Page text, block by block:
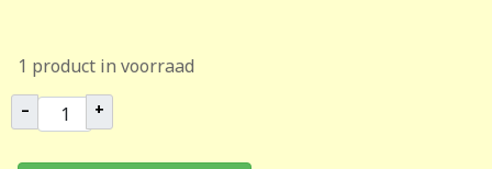
1 product in voorraad
– +